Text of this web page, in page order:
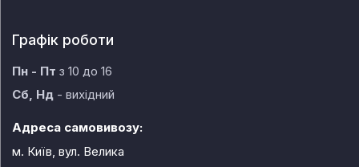
Графік роботи
Пн - Пт з 10 до 16
Сб, Нд - вихідний
Адреса самовивозу:
м. Київ, вул. Велика